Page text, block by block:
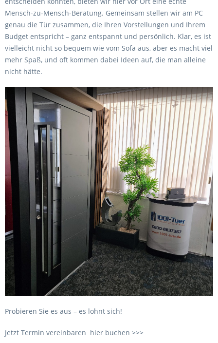
Mensch-zu-Mensch-Beratung. Gemeinsam stellen wir am PC
genau die Tür zusammen, die Ihren Vorstellungen und Ihrem
Budget entspricht – ganz entspannt und persönlich. Klar, es ist
vielleicht nicht so bequem wie vom Sofa aus, aber es macht viel
mehr Spaß, und oft kommen dabei Ideen auf, die man alleine
nicht hätte.
Probieren Sie es aus – es lohnt sich!
Jetzt Termin vereinbaren hier buchen >>>